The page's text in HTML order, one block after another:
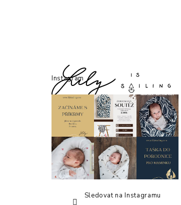
Instagram
Sledovat na Instagramu